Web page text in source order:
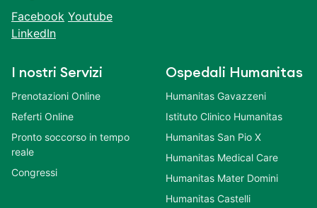
Facebook Youtube
LinkedIn
I nostri Servizi
Prenotazioni Online
Referti Online
Pronto soccorso in tempo
reale
Congressi
Ospedali Humanitas
Humanitas Gavazzeni
Istituto Clinico Humanitas
Humanitas San Pio X
Humanitas Medical Care
Humanitas Mater Domini
Humanitas Castelli